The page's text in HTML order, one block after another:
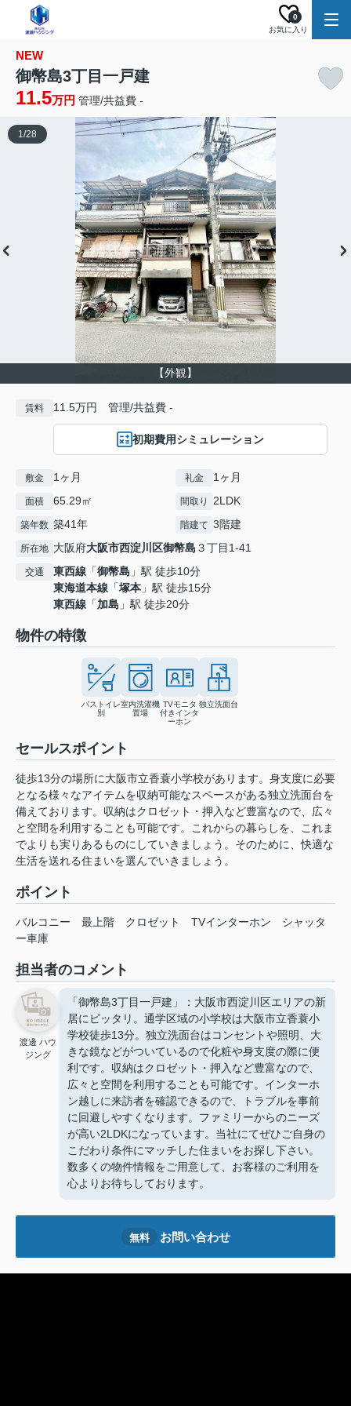
お気に入り
0
NEW
御幣島3丁目一戸建
11.5万円 管理/共益費 -
【外観】
1/28
賃料 11.5万円 管理/共益費 -
初期費用シミュレーション
敷金 1ヶ月 礼金 1ヶ月
面積 65.29㎡ 間取り 2LDK
築年数 築41年 階建て 3階建
所在地 大阪府大阪市西淀川区御幣島 ３丁目1-41
交通 東西線 「御幣島 」駅 徒歩10分
東海道本線 「塚本 」駅 徒歩15分
東西線 「加島 」駅 徒歩20分
物件の特徴
バストイレ
別
室内洗濯機
置場
TVモニタ
付きインタ
ーホン
独立洗面台
セールスポイント
徒歩13分の場所に大阪市立香蓑小学校があります。身支度に必要
となる様々なアイテムを収納可能なスペースがある独立洗面台を
備えております。収納はクロゼット・押入など豊富なので、広々
と空間を利用することも可能です。これからの暮らしを、これま
でよりも実りあるものにしていきましょう。そのために、快適な
生活を送れる住まいを選んでいきましょう。
ポイント
バルコニー 最上階 クロゼット TVインターホン
シャッタ
ー車庫
担当者のコメント
渡邊 ハウ
ジング
「御幣島3丁目一戸建」：大阪市西淀川区エリアの新
居にピッタリ。通学区域の小学校は大阪市立香蓑小
学校徒歩13分。独立洗面台はコンセントや照明、大
きな鏡などがついているので化粧や身支度の際に便
利です。収納はクロゼット・押入など豊富なので、
広々と空間を利用することも可能です。インターホ
ン越しに来訪者を確認できるので、トラブルを事前
に回避しやすくなります。ファミリーからのニーズ
が高い2LDKになっています。当社にてぜひご自身の
こだわり条件にマッチした住まいをお探し下さい。
数多くの物件情報をご用意して、お客様のご利用を
心よりお待ちしております。
無料 お問い合わせ